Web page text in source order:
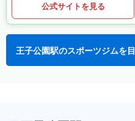
公式サイトを見る
王子公園駅のスポーツジムを